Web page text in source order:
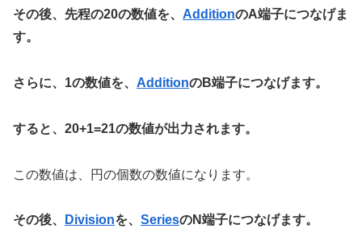
その後、先程の20の数値を、 AdditionのA端子につなげま
す。
さらに、1の数値を、 AdditionのB端子につなげます。
すると、20+1=21の数値が出力されます。
この数値は、円の個数の数値になります。
その後、 Divisionを、 SeriesのN端子につなげます。